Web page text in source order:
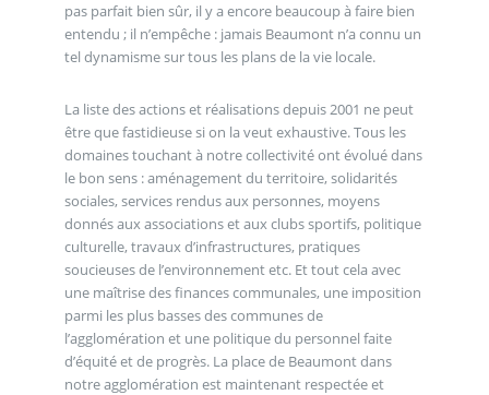
pas parfait bien sûr, il y a encore beaucoup à faire bien
entendu ; il n’empêche : jamais Beaumont n’a connu un
tel dynamisme sur tous les plans de la vie locale.
La liste des actions et réalisations depuis 2001 ne peut
être que fastidieuse si on la veut exhaustive. Tous les
domaines touchant à notre collectivité ont évolué dans
le bon sens : aménagement du territoire, solidarités
sociales, services rendus aux personnes, moyens
donnés aux associations et aux clubs sportifs, politique
culturelle, travaux d’infrastructures, pratiques
soucieuses de l’environnement etc. Et tout cela avec
une maîtrise des finances communales, une imposition
parmi les plus basses des communes de
l’agglomération et une politique du personnel faite
d’équité et de progrès. La place de Beaumont dans
notre agglomération est maintenant respectée et